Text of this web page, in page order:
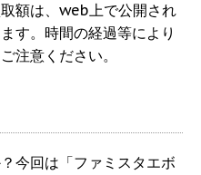
額は、web上で公開され
す。時間の経過等により
注意ください。
今回は「ファミスタエボ